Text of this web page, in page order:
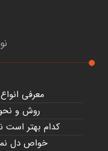
معرفی
روش و
کدام بهتر است
خواص دل